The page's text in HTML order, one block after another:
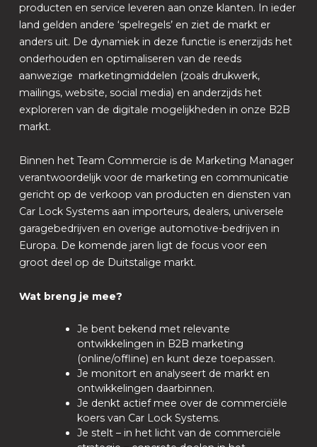
producten en service leveren aan onze klanten. In ieder
land gelden andere ‘spelregels’ en ziet de markt er
anders uit. De dynamiek in deze functie is enerzijds het
onderhouden en optimaliseren van de reeds
aanwezige marketingmiddelen (zoals drukwerk,
mailings, website, social media) en anderzijds het
exploreren van de digitale mogelijkheden in onze B2B
markt.
Binnen het Team Commercie is de Marketing Manager
verantwoordelijk voor de marketing en communicatie
gericht op de verkoop van producten en diensten van
Car Lock Systems aan importeurs, dealers, universele
garagebedrijven en overige automotive-bedrijven in
Europa. De komende jaren ligt de focus voor een
groot deel op de Duitstalige markt.
Wat breng je mee?
Je bent bekend met relevante
ontwikkelingen in B2B marketing
(online/offline) en kunt deze toepassen.
Je monitort en analyseert de markt en
ontwikkelingen daarbinnen.
Je denkt actief mee over de commerciële
koers van Car Lock Systems.
Je stelt – in het licht van de commerciële